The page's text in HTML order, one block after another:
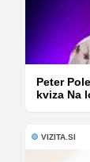
Peter
kviza Na
VIZITA.SI